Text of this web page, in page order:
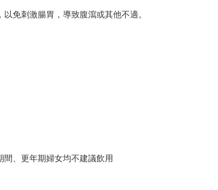
免刺激腸胃，導致腹瀉或其他不適。
間、更年期婦女均不建議飲用